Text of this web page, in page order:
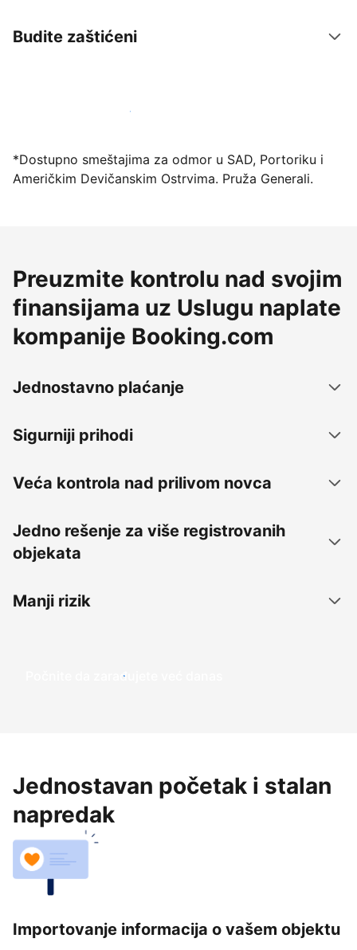
Budite zaštićeni
Registrujte svoj objekat već danas
*Dostupno smeštajima za odmor u SAD, Portoriku i
Američkim Devičanskim Ostrvima. Pruža Generali.
Preuzmite kontrolu nad svojim
finansijama uz Uslugu naplate
kompanije Booking.com
Jednostavno plaćanje
Sigurniji prihodi
Veća kontrola nad prilivom novca
Jedno rešenje za više registrovanih
objekata
Manji rizik
Počnite da zarađujete već danas
Jednostavan početak i stalan
napredak
Importovanje informacija o vašem objektu